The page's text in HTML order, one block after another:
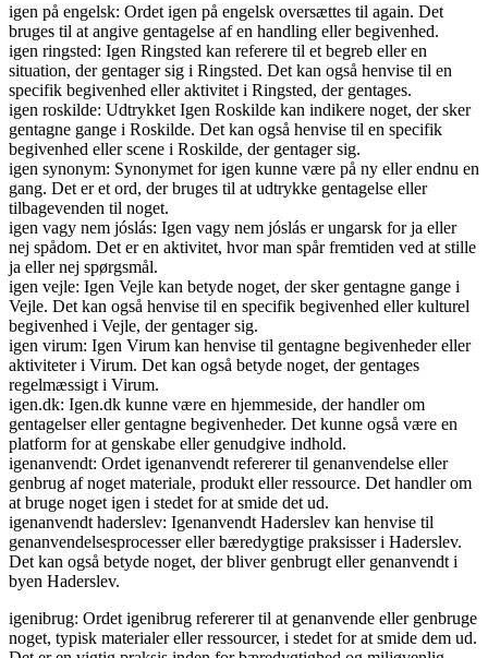
igen på engelsk: Ordet igen på engelsk oversættes til again. Det
bruges til at angive gentagelse af en handling eller begivenhed.
igen ringsted: Igen Ringsted kan referere til et begreb eller en
situation, der gentager sig i Ringsted. Det kan også henvise til en
specifik begivenhed eller aktivitet i Ringsted, der gentages.
igen roskilde: Udtrykket Igen Roskilde kan indikere noget, der sker
gentagne gange i Roskilde. Det kan også henvise til en specifik
begivenhed eller scene i Roskilde, der gentager sig.
igen synonym: Synonymet for igen kunne være på ny eller endnu en
gang. Det er et ord, der bruges til at udtrykke gentagelse eller
tilbagevenden til noget.
igen vagy nem jóslás: Igen vagy nem jóslás er ungarsk for ja eller
nej spådom. Det er en aktivitet, hvor man spår fremtiden ved at stille
ja eller nej spørgsmål.
igen vejle: Igen Vejle kan betyde noget, der sker gentagne gange i
Vejle. Det kan også henvise til en specifik begivenhed eller kulturel
begivenhed i Vejle, der gentager sig.
igen virum: Igen Virum kan henvise til gentagne begivenheder eller
aktiviteter i Virum. Det kan også betyde noget, der gentages
regelmæssigt i Virum.
igen.dk: Igen.dk kunne være en hjemmeside, der handler om
gentagelser eller gentagne begivenheder. Det kunne også være en
platform for at genskabe eller genudgive indhold.
igenanvendt: Ordet igenanvendt refererer til genanvendelse eller
genbrug af noget materiale, produkt eller ressource. Det handler om
at bruge noget igen i stedet for at smide det ud.
igenanvendt haderslev: Igenanvendt Haderslev kan henvise til
genanvendelsesprocesser eller bæredygtige praksisser i Haderslev.
Det kan også betyde noget, der bliver genbrugt eller genanvendt i
byen Haderslev.
igenibrug: Ordet igenibrug refererer til at genanvende eller genbruge
noget, typisk materialer eller ressourcer, i stedet for at smide dem ud.